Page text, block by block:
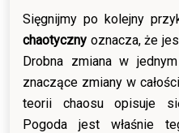
Sięgnijmy po kolejny
chaotyczny oznacza, że
Drobna zmiana w
znaczące zmiany w
teorii chaosu opisuje
Pogoda jest właśnie